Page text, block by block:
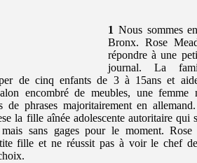
1 Nous sommes
Bronx. Rose
répondre à une
journal. La
de cinq enfants de 3 à 15ans et
encombré de meubles, une
de phrases majoritairement en
la fille aînée adolescente autoritaire qui
sans gages pour le moment.
fille et ne réussit pas à voir le chef